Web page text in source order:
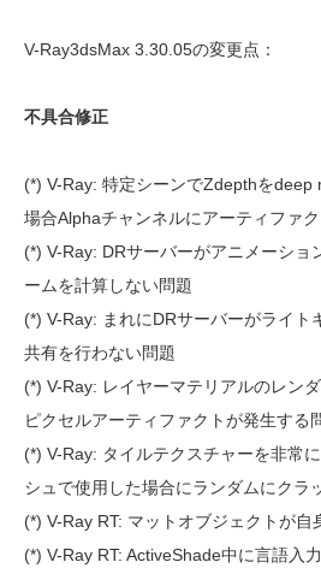
V-Ray3dsMax 3.30.05の変更点：
不具合修正
(*) V-Ray: 特定シーンでZdepthをdeep
場合Alphaチャンネルにアーティファ
(*) V-Ray: DRサーバーがアニメーショ
ームを計算しない問題
(*) V-Ray: まれにDRサーバーがライト
共有を行わない問題
(*) V-Ray: レイヤーマテリアルのレン
ピクセルアーティファクトが発生する
(*) V-Ray: タイルテクスチャーを非常
シュで使用した場合にランダムにクラ
(*) V-Ray RT: マットオブジェクトが自
(*) V-Ray RT: ActiveShade中に言語入